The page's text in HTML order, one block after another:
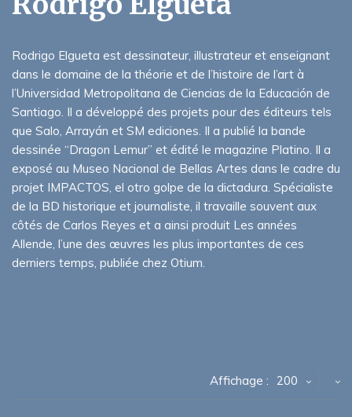
Rodrigo Elgueta est dessinateur, illustrateur et enseignant
dans le domaine de la théorie et de l’histoire de l’art à
l’Universidad Metropolitana de Ciencias de la Educación de
Santiago. Il a développé des projets pour des éditeurs tels
que Salo, Arrayán et SM ediciones. Il a publié la bande
dessinée “Dragon Lemur” et édité le magazine Platino. Il a
exposé au Museo Nacional de Bellas Artes dans le cadre du
projet IMPACTOS, el otro golpe de la dictadura. Spécialiste
de la BD historique et journaliste, il travaille souvent aux
côtés de Carlos Reyes et a ainsi produit Les années
Allende, l’une des œuvres les plus importantes de ces
derniers temps, publiée chez Otium.
Affichage : 200